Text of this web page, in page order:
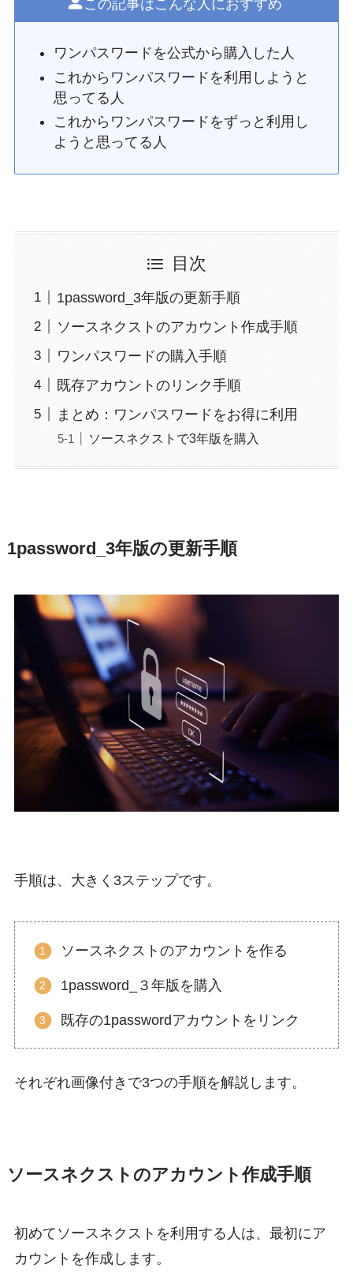
この記事はこんな人におすすめ
ワンパスワードを公式から購入した人
これからワンパスワードを利用しようと
思ってる人
これからワンパスワードをずっと利用し
ようと思ってる人
目次
1password_3年版の更新手順
ソースネクストのアカウント作成手順
ワンパスワードの購入手順
既存アカウントのリンク手順
まとめ：ワンパスワードをお得に利用
ソースネクストで3年版を購入
1password_3年版の更新手順
手順は、大きく3ステップです。
ソースネクストのアカウントを作る
1password_３年版を購入
既存の1passwordアカウントをリンク
それぞれ画像付きで3つの手順を解説します。
ソースネクストのアカウント作成手順
初めてソースネクストを利用する人は、最初にア
カウントを作成します。